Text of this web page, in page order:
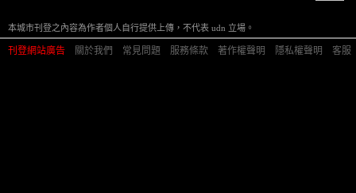
本城市刊登之內容為作者個人自行提供上傳，不代表 udn 立場。
刊登網站廣告 關於我們 常見問題 服務條款 著作權聲明 隱私權聲明 客服